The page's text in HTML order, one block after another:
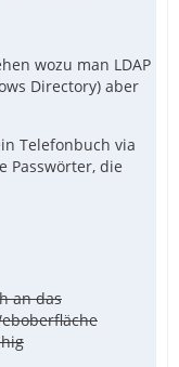
wozu man LDAP
Directory) aber
Telefonbuch via
Passwörter, die
an das